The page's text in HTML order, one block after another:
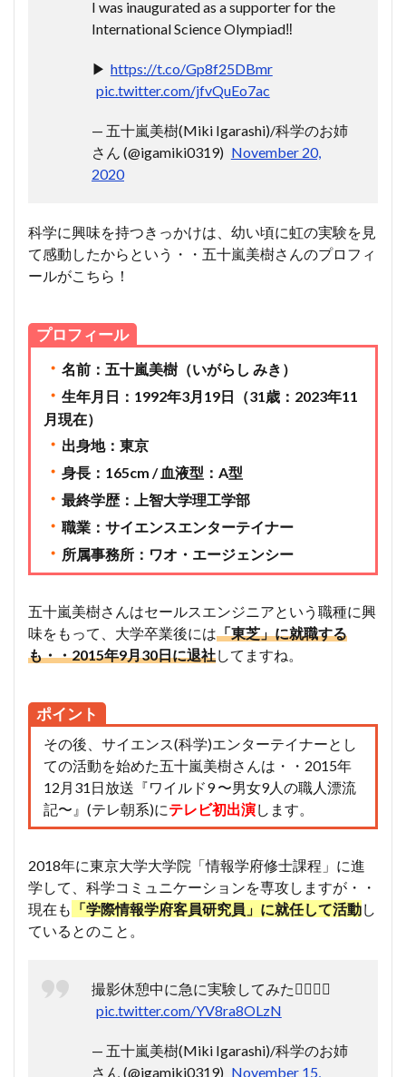
I was inaugurated as a supporter for the
International Science Olympiad‼️
▶︎ https://t.co/Gp8f25DBmr
pic.twitter.com/jfvQuEo7ac
— 五十嵐美樹(Miki Igarashi)/科学のお姉
さん (@igamiki0319) November 20,
2020
科学に興味を持つきっかけは、幼い頃に虹の実験を見
て感動したからという・・五十嵐美樹さんのプロフィ
ールがこちら！
プロフィール
・ 名前：五十嵐美樹（いがらし みき）
・ 生年月日：1992年3月19日（31歳：2023年11
月現在）
・ 出身地：東京
・ 身長：165cm / 血液型：A型
・ 最終学歴：上智大学理工学部
・ 職業：サイエンスエンターテイナー
・ 所属事務所：ワオ・エージェンシー
五十嵐美樹さんはセールスエンジニアという職種に興
味をもって、大学卒業後には「東芝」に就職する
も・・2015年9月30日に退社してますね。
ポイント
その後、サイエンス(科学)エンターテイナーとし
ての活動を始めた五十嵐美樹さんは・・2015年
12月31日放送『ワイルド9 〜男女9人の職人漂流
記〜』(テレ朝系)にテレビ初出演します。
2018年に東京大学大学院「情報学府修士課程」に進
学して、科学コミュニケーションを専攻しますが・・
現在も 「学際情報学府客員研究員」に就任して活動し
ているとのこと。
撮影休憩中に急に実験してみた🦸🏻‍♀️✨
pic.twitter.com/YV8ra8OLzN
— 五十嵐美樹(Miki Igarashi)/科学のお姉
さん (@igamiki0319) November 15,